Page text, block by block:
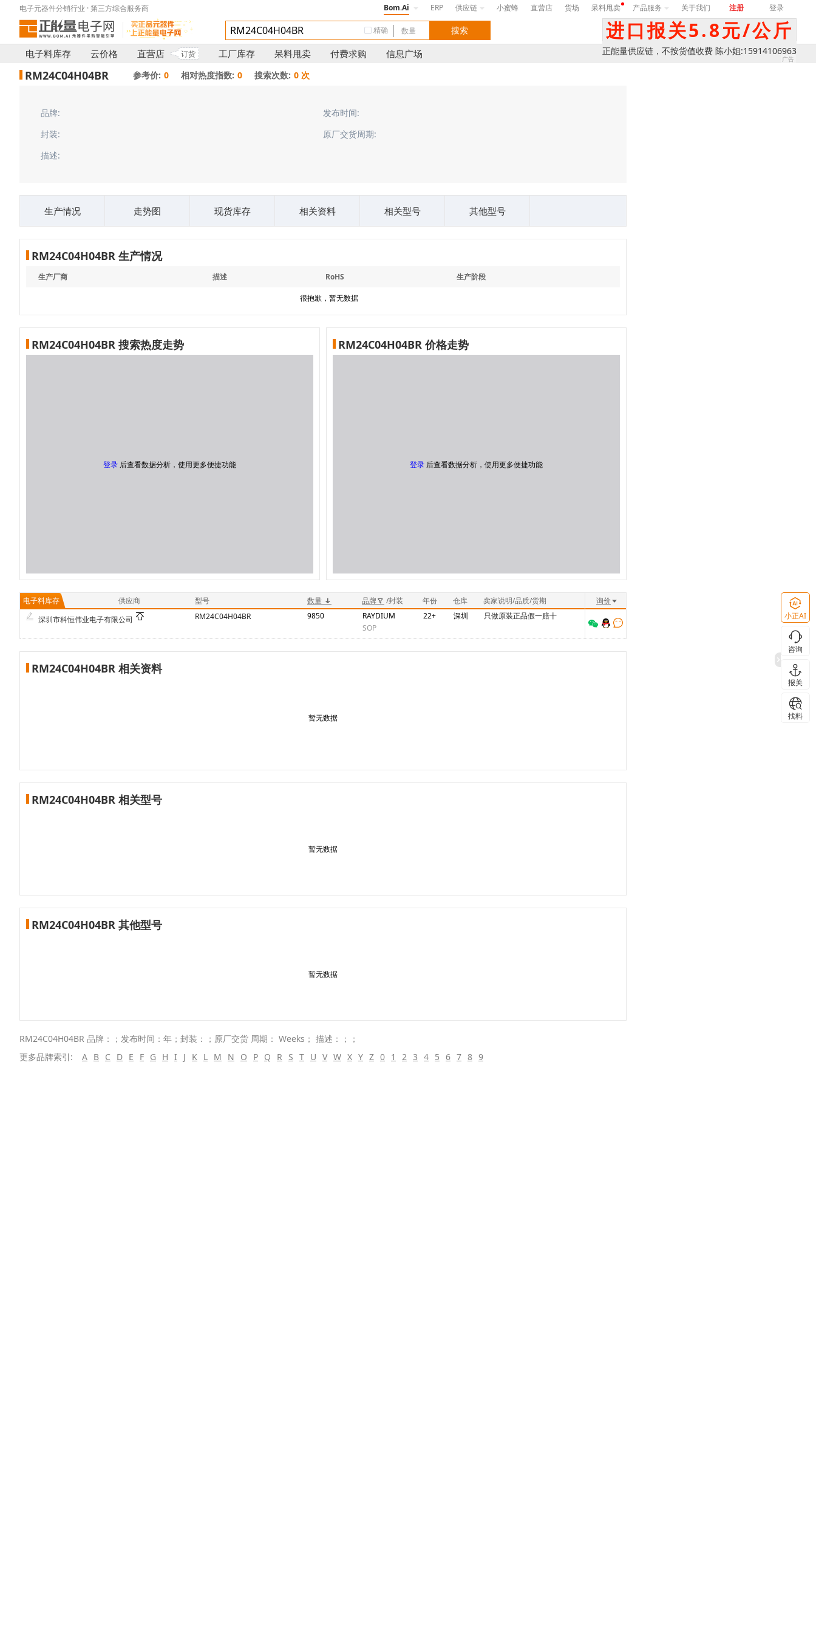
电子元器件分销行业 · 第三方综合服务商 Bom.Ai ERP 供应链 小蜜蜂 直营店 货场 呆料甩卖 产品服务 关于我们 注册 登录
精确 进口报关5.8元/公斤
正能量供应链，不按货值收费 陈小姐:15914106963
电子料库存 云价格 直营店 订货 工厂库存 呆料甩卖 付费求购 信息广场
RM24C04H04BR 参考价: 0 相对热度指数: 0 搜索次数: 0 次
品牌:
发布时间:
封装:
原厂交货周期:
描述:
生产情况 走势图 现货库存 相关资料 相关型号 其他型号
RM24C04H04BR 生产情况
生产厂商 描述 RoHS 生产阶段
很抱歉，暂无数据
RM24C04H04BR 搜索热度走势
登录 后查看数据分析，使用更多便捷功能
RM24C04H04BR 价格走势
登录 后查看数据分析，使用更多便捷功能
电子料库存 供应商 型号 数量 品牌 /封装 年份 仓库 卖家说明/品质/货期
询价
深圳市科恒伟业电子有限公司
RM24C04H04BR 9850
RAYDIUM
SOP
22+ 深圳 只做原装正品假一赔十
RM24C04H04BR 相关资料
暂无数据
RM24C04H04BR 相关型号
暂无数据
RM24C04H04BR 其他型号
暂无数据
RM24C04H04BR 品牌：；发布时间：年；封装：；原厂交货 周期： Weeks； 描述：；；
更多品牌索引:
A B C D E F G H I J K L M N O P Q R S T U V W X Y Z 0 1 2 3 4 5 6 7 8 9
小正AI
咨询
报关
找料